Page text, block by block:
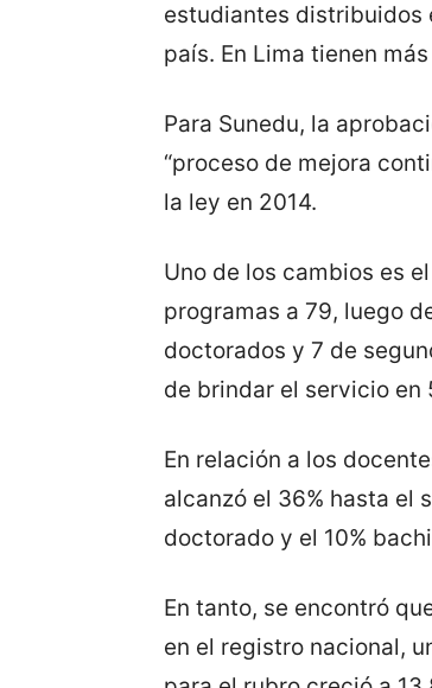
estudiantes distribuidos
país. En Lima tienen
Para Sunedu, la
“proceso de mejora
la ley en 2014.
Uno de los cambios es
programas a 79, luego
doctorados y 7 de
de brindar el servicio en
En relación a los
alcanzó el 36% hasta el
doctorado y el 10%
En tanto, se encontró
en el registro nacional,